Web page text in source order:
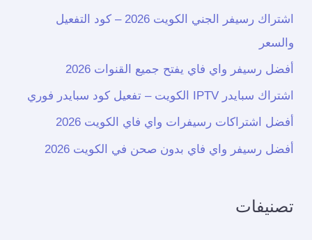
اشتراك رسيفر الجني الكويت 2026 – كود التفعيل
والسعر
أفضل رسيفر واي فاي يفتح جميع القنوات 2026
اشتراك سبايدر IPTV الكويت – تفعيل كود سبايدر فوري
أفضل اشتراكات رسيفرات واي فاي الكويت 2026
أفضل رسيفر واي فاي بدون صحن في الكويت 2026
تصنيفات